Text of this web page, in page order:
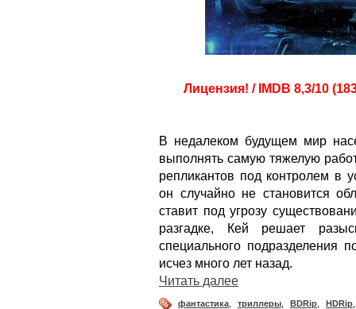
Лицензия! / IMDB 8,3/10
В недалеком будущем мир
выполнять самую тяжелую
репликантов под контролем в
он случайно не становится
ставит под угрозу
разгадке, Кей решает
специального подразделения
исчез много лет назад.
Читать далее
фантастика триллеры BDRip HDRip